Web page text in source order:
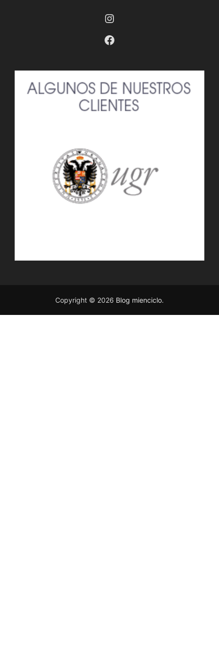
Instagram
Facebook
Copyright © 2026 Blog mienciclo.